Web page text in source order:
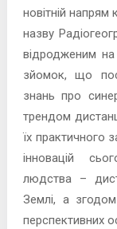
новітній напрям
назву
відродженим на
зйомок, що
знань про
трендом
їх практичного
інновацій
людства –
Землі, а
перспективних